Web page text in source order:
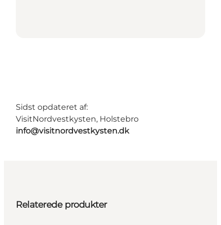
Sidst opdateret af:
VisitNordvestkysten, Holstebro
info@visitnordvestkysten.dk
Relaterede produkter